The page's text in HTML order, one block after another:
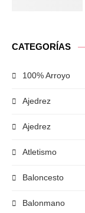
CATEGORÍAS
100% Arroyo
Ajedrez
Ajedrez
Atletismo
Baloncesto
Balonmano